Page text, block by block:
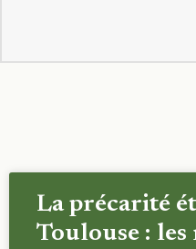
La précarité
Toulouse : les